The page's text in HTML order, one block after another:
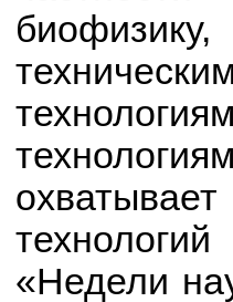
«Недели